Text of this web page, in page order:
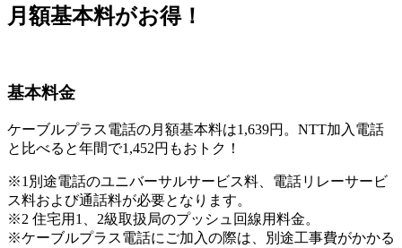
月額基本料がお得！
基本料金
ケーブルプラス電話の月額基本料は1,639円。NTT加入電話
と比べると年間で1,452円もおトク！
※1別途電話のユニバーサルサービス料、電話リレーサービ
ス料および通話料が必要となります。
※2 住宅用1、2級取扱局のプッシュ回線用料金。
※ケーブルプラス電話にご加入の際は、別途工事費がかかる